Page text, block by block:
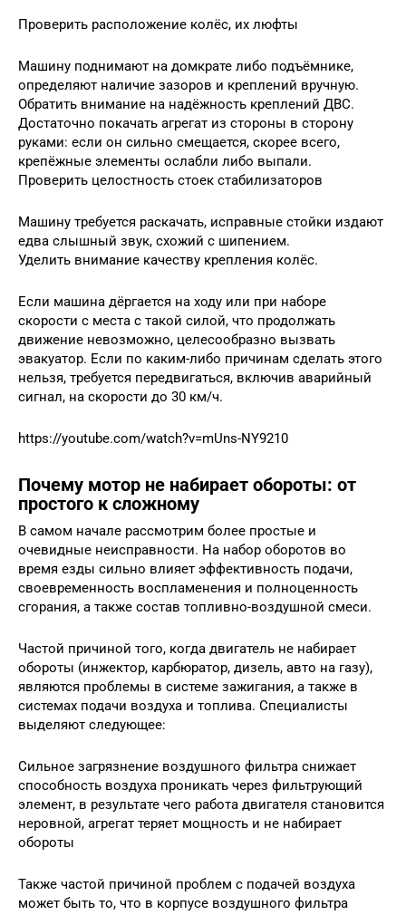
Проверить расположение колёс, их люфты
Машину поднимают на домкрате либо подъёмнике,
определяют наличие зазоров и креплений вручную.
Обратить внимание на надёжность креплений ДВС.
Достаточно покачать агрегат из стороны в сторону
руками: если он сильно смещается, скорее всего,
крепёжные элементы ослабли либо выпали.
Проверить целостность стоек стабилизаторов
Машину требуется раскачать, исправные стойки издают
едва слышный звук, схожий с шипением.
Уделить внимание качеству крепления колёс.
Если машина дёргается на ходу или при наборе
скорости с места с такой силой, что продолжать
движение невозможно, целесообразно вызвать
эвакуатор. Если по каким-либо причинам сделать этого
нельзя, требуется передвигаться, включив аварийный
сигнал, на скорости до 30 км/ч.
https://youtube.com/watch?v=mUns-NY9210
Почему мотор не набирает обороты: от
простого к сложному
В самом начале рассмотрим более простые и
очевидные неисправности. На набор оборотов во
время езды сильно влияет эффективность подачи,
своевременность воспламенения и полноценность
сгорания, а также состав топливно-воздушной смеси.
Частой причиной того, когда двигатель не набирает
обороты (инжектор, карбюратор, дизель, авто на газу),
являются проблемы в системе зажигания, а также в
системах подачи воздуха и топлива. Специалисты
выделяют следующее:
Сильное загрязнение воздушного фильтра снижает
способность воздуха проникать через фильтрующий
элемент, в результате чего работа двигателя становится
неровной, агрегат теряет мощность и не набирает
обороты
Также частой причиной проблем с подачей воздуха
может быть то, что в корпусе воздушного фильтра